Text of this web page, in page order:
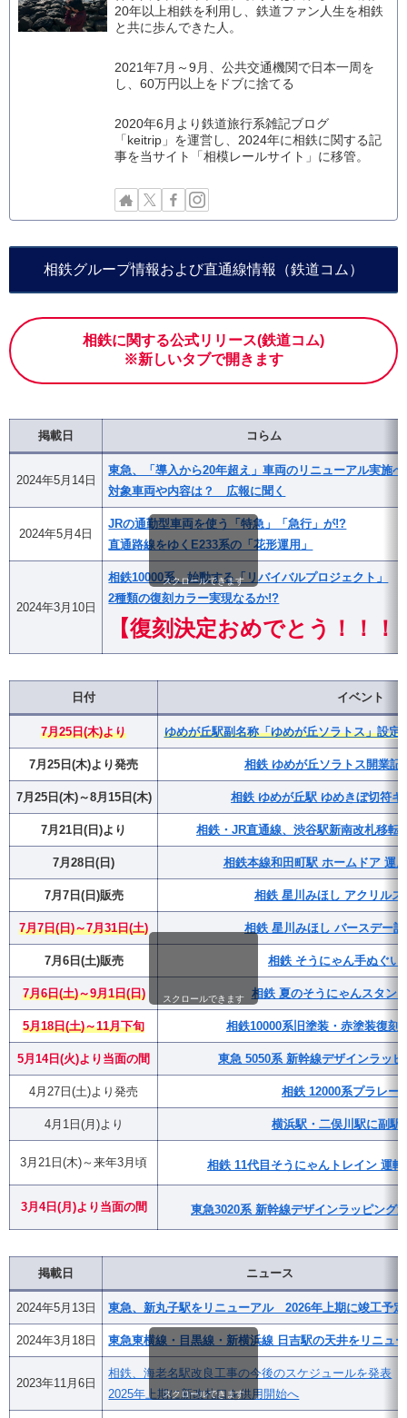
20年以上相鉄を利用し、鉄道ファン人生を相鉄
と共に歩んできた人。
2021年7月～9月、公共交通機関で日本一周を
し、60万円以上をドブに捨てる
2020年6月より鉄道旅行系雑記ブログ
「keitrip」を運営し、2024年に相鉄に関する記
事を当サイト「相模レールサイト」に移管。
相鉄グループ情報および直通線情報（鉄道コム）
相鉄に関する公式リリース(鉄道コム)
※新しいタブで開きます
掲載日 コらム
2024年5月14日
東急、「導入から20年超え」車両のリニューアル実施へ
対象車両や内容は？ 広報に聞く
2024年5月4日
JRの通勤型車両を使う「特急」「急行」が!?
直通路線をゆくE233系の「花形運用」
2024年3月10日
相鉄10000系、始動する「リバイバルプロジェクト」
2種類の復刻カラー実現なるか!?
【復刻決定おめでとう！！！
スクロールできます
日付 イベント
7月25日(木)より ゆめが丘駅副名称「ゆめが丘ソラトス」設定
7月25日(木)より発売 相鉄 ゆめが丘ソラトス開業記
7月25日(木)～8月15日(木) 相鉄 ゆめが丘駅 ゆめきぼ切符
7月21日(日)より 相鉄・JR直通線、渋谷駅新南改札移転
7月28日(日) 相鉄本線和田町駅 ホームドア 運
7月7日(日)販売 相鉄 星川みほし アクリルス
7月7日(日)～7月31日(土) 相鉄 星川みほし バースデー
7月6日(土)販売 相鉄 そうにゃん手ぬぐい
7月6日(土)～9月1日(日) 相鉄 夏のそうにゃんスタン
5月18日(土)～11月下旬 相鉄10000系旧塗装・赤塗装復刻
5月14日(火)より当面の間 東急 5050系 新幹線デザインラッ
4月27日(土)より発売 相鉄 12000系プラレー
4月1日(月)より 横浜駅・二俣川駅に副駅
3月21日(木)～来年3月頃 相鉄 11代目そうにゃんトレイン 運転
3月4日(月)より 当面の間 東急3020系 新幹線デザインラッピング
スクロールできます
掲載日 ニュース
2024年5月13日 東急、新丸子駅をリニューアル 2026年上期に竣工予定
2024年3月18日 東急東横線・目黒線・新横浜線 日吉駅の天井をリニュ
2023年11月6日
相鉄、海老名駅改良工事の今後のスケジュールを発表
2025年上期に新改札口を供用開始へ
スクロールできます